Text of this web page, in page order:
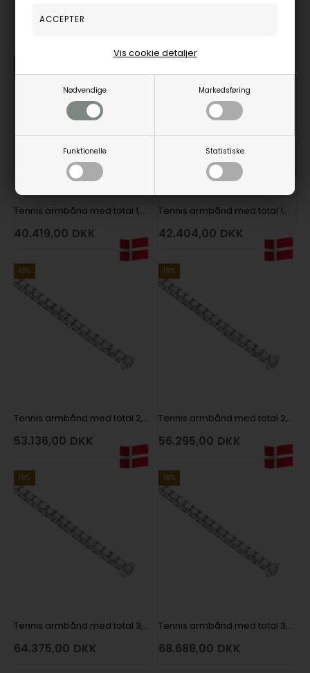
Nødvendige Markedsføring
Funktionelle Statistiske
Vis cookie detaljer
Smykker til din inspiration
Tennis armbånd med total 1,50 ct fra Houmann Diamond Collection i 18 kt hvidguld
40.419,00 DKK
Tennis armbånd med total 1,50 ct fra Houmann Diamond Collection i 18 kt hvidguld
42.404,00 DKK
19%
Tennis armbånd med total 2,40 ct fra Houmann Diamond Collection i 18 kt hvidguld
53.136,00 DKK
19%
Tennis armbånd med total 2,40 ct fra Houmann Diamond Collection i 18 kt hvidguld
56.295,00 DKK
19%
Tennis armbånd med total 3,28 ct fra Houmann Diamond Collection i 18 kt hvidguld
64.375,00 DKK
19%
Tennis armbånd med total 3,28 ct fra Houmann Diamond Collection i 18 kt hvidguld
68.688,00 DKK